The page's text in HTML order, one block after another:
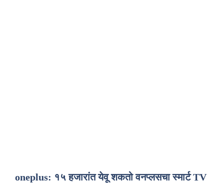
oneplus: १५ हजारांत येवू शकतो वनप्लसचा स्मार्ट TV